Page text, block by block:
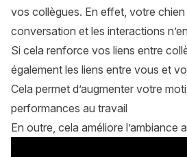
vos collègues. En effet, votre chien
conversation et les interactions
Si cela renforce vos liens entre
également les liens entre vous et
Cela permet d’augmenter votre
performances au travail
En outre, cela améliore l’ambiance